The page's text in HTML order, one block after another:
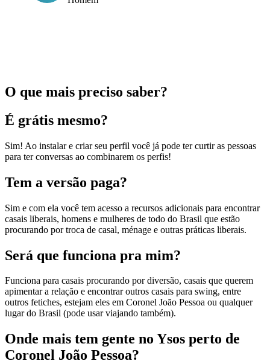
O que mais preciso saber?
É grátis mesmo?
Sim! Ao instalar e criar seu perfil você já pode ter curtir as pessoas
para ter conversas ao combinarem os perfis!
Tem a versão paga?
Sim e com ela você tem acesso a recursos adicionais para encontrar
casais liberais, homens e mulheres de todo do Brasil que estão
procurando por troca de casal, ménage e outras práticas liberais.
Será que funciona pra mim?
Funciona para casais procurando por diversão, casais que querem
apimentar a relação e encontrar outros casais para swing, entre
outros fetiches, estejam eles em Coronel João Pessoa ou qualquer
lugar do Brasil (pode usar viajando também).
Onde mais tem gente no Ysos perto de
Coronel João Pessoa?